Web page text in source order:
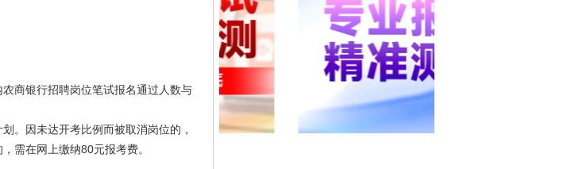
商银行招聘岗位笔试报名通过人数与
因未达开考比例而被取消岗位的，
需在网上缴纳80元报考费。